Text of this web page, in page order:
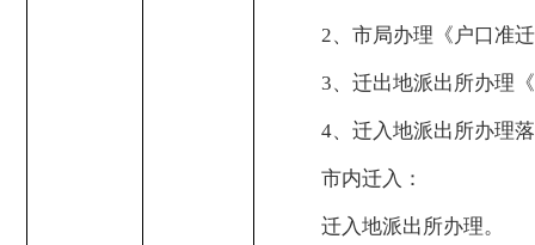
2、市局办理《户口准
3、迁出地派出所办理
4、迁入地派出所办理
市内迁入：
迁入地派出所办理。